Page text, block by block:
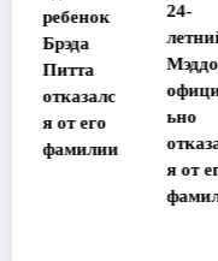
24-
летний
Мэддокс
официал
ьно
отказалс
а
ю на
фоне